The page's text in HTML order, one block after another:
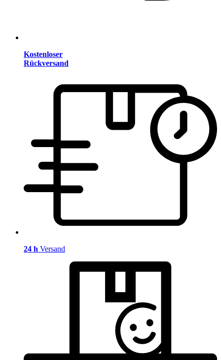
Kostenloser
Rückversand
24 h Versand